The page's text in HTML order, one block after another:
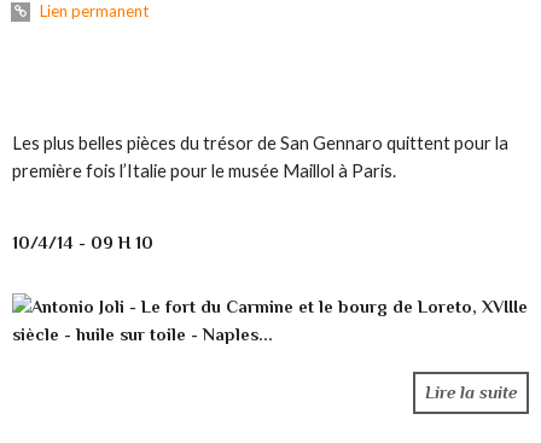
Lien permanent
Les plus belles pièces du trésor de San Gennaro quittent pour la
première fois l’Italie pour le musée Maillol à Paris.
10/4/14 - 09 H 10
Lire la suite